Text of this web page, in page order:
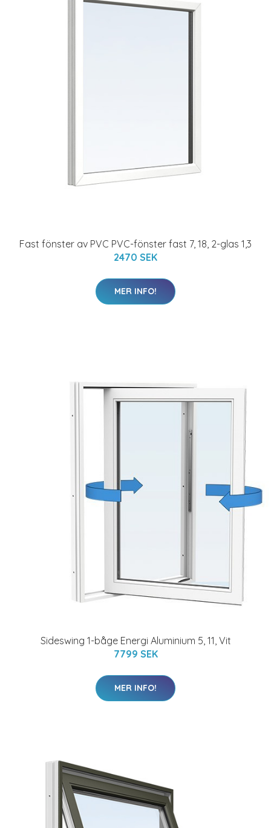
Fast fönster av PVC PVC-fönster fast 7, 18, 2-glas 1,3
2470 SEK
MER INFO!
Sideswing 1-båge Energi Aluminium 5, 11, Vit
7799 SEK
MER INFO!